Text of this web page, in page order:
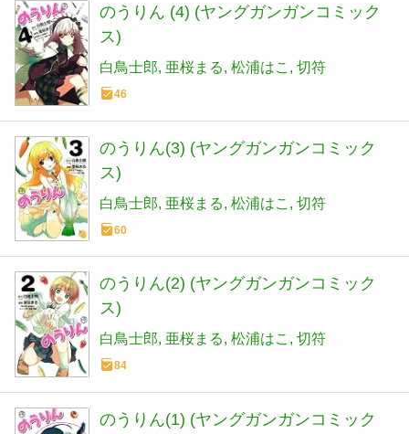
のうりん (4) (ヤングガンガンコミック
ス)
白鳥士郎 亜桜まる 松浦はこ 切符
46
のうりん(3) (ヤングガンガンコミック
ス)
白鳥士郎 亜桜まる 松浦はこ 切符
60
のうりん(2) (ヤングガンガンコミック
ス)
白鳥士郎 亜桜まる 松浦はこ 切符
84
のうりん(1) (ヤングガンガンコミック